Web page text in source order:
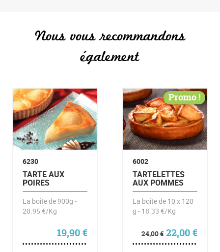
Nous vous recommandons
également
6230
TARTE AUX
POIRES
La boîte de 900g -
20.95 €/Kg
19,90€
Promo !
6002
TARTELETTES
AUX POMMES
La boîte de 10 x 120
g - 18.33 €/Kg
24,00€ Le prix
22,00€Le